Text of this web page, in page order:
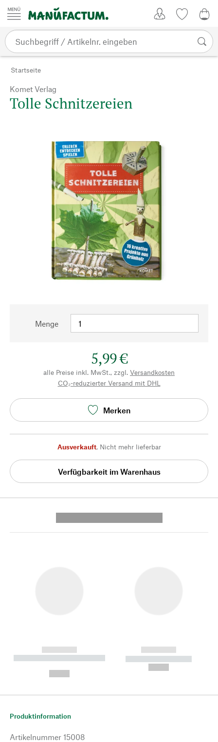
Zum Inhalt springen
Startseite
Komet Verlag
Tolle Schnitzereien
Menge
5,99 €
alle Preise inkl. MwSt., zzgl. Versandkosten
CO₂-reduzierter Versand mit DHL
Merken
Ausverkauft, Nicht mehr lieferbar
Verfügbarkeit im Warenhaus
------------
----------- ----------- --------
------------
----------- -----------
Produktinformation
Artikelnummer 15008